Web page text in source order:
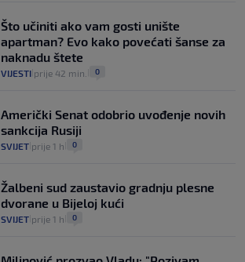
Što učiniti ako vam gosti unište
apartman? Evo kako povećati šanse za
naknadu štete
VIJESTI prije 42 min. 0
Američki Senat odobrio uvođenje novih
sankcija Rusiji
SVIJET prije 1 h 0
Žalbeni sud zaustavio gradnju plesne
dvorane u Bijeloj kući
SVIJET prije 1 h 0